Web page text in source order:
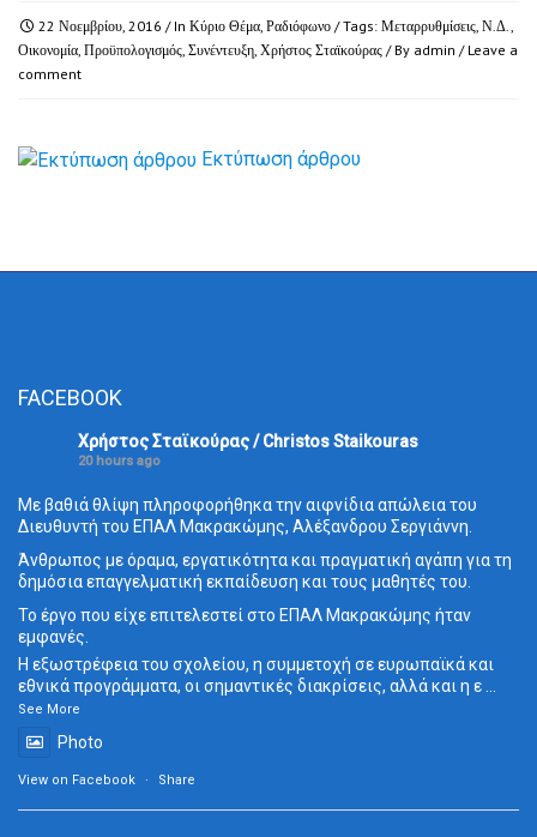
22 Νοεμβρίου, 2016 / In Κύριο Θέμα, Ραδιόφωνο / Tags: Μεταρρυθμίσεις, Ν.Δ.,
Οικονομία, Προϋπολογισμός, Συνέντευξη, Χρήστος Σταϊκούρας / By admin / Leave a
comment
Εκτύπωση άρθρου
FACEBOOK
Χρήστος Σταϊκούρας / Christos Staikouras
20 hours ago
Με βαθιά θλίψη πληροφορήθηκα την αιφνίδια απώλεια του
Διευθυντή του ΕΠΑΛ Μακρακώμης, Αλέξανδρου Σεργιάννη.
Άνθρωπος με όραμα, εργατικότητα και πραγματική αγάπη για τη
δημόσια επαγγελματική εκπαίδευση και τους μαθητές του.
Το έργο που είχε επιτελεστεί στο ΕΠΑΛ Μακρακώμης ήταν
εμφανές.
Η εξωστρέφεια του σχολείου, η συμμετοχή σε ευρωπαϊκά και
εθνικά προγράμματα, οι σημαντικές διακρίσεις, αλλά και η ε...
See More
Photo
View on Facebook · Share